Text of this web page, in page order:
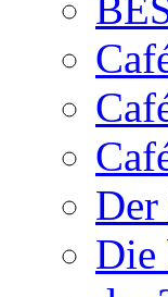
Die